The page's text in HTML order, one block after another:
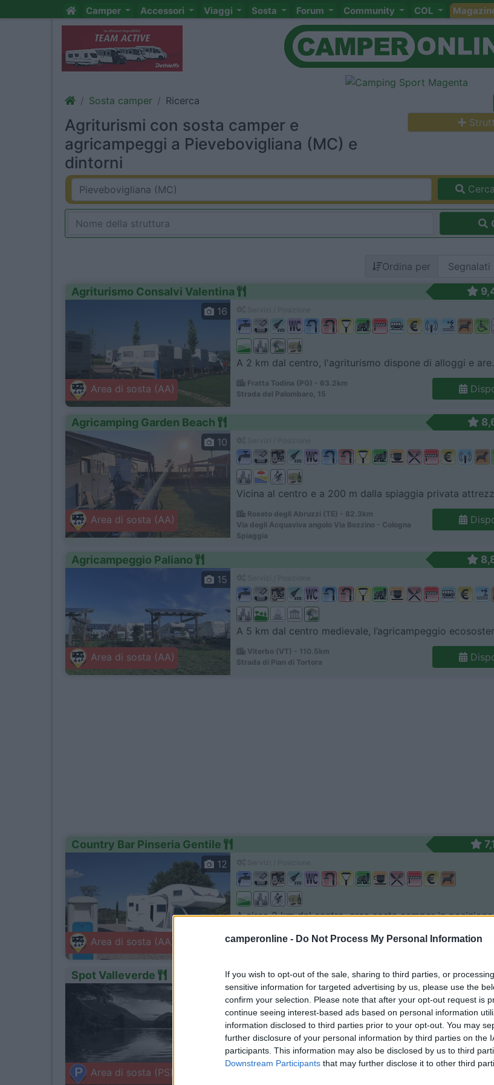
camperonline - Do Not Process My Personal Information
If you wish to opt-out of the sale, sharing to third parties, or
sensitive information for targeted advertising by us, please use the
confirm your selection. Please note that after your opt-out request is
continue seeing interest-based ads based on personal information
information disclosed to third parties prior to your opt-out. You may
further disclosure of your personal information by third parties on the
participants. This information may also be disclosed by us to third
Downstream Participants that may further disclose it to other third
Camper Accessori Viaggi Sosta Forum Community COL
Sosta camper Ricerca
Agriturismi con sosta camper e
agricampeggi a Pievebovigliana (MC) e
dintorni
Cerca
Ordina per
Agriturismo Consalvi Valentina
Area di sosta (AA)
16
A 2 km dal centro, l'agriturismo dispone di alloggi e
Fratta Todina (PG) - 63.2km
Strada del Palombaro, 15
Agricamping Garden Beach
Area di sosta (AA)
10
Vicina al centro e a 200 m dalla spiaggia privata
Roseto degli Abruzzi (TE) - 82.3km
Via degli Acquaviva angolo Via Bozzino - Cologna
Spiaggia
Agricampeggio Paliano
Area di sosta (AA)
15
A 5 km dal centro medievale, l’agricampeggio
Viterbo (VT) - 110.5km
Strada di Pian di Tortora
Country Bar Pinseria Gentile 7,1
Area di sosta (AA)
12
A circa 2 km dal centro, area sosta camper in posizione
Sutri (VT) - 114.3km
S.p 82 Via delle Cassie snc - Località Fontevivola
Spot Valleverde 9
Area di sosta (PS)
Punto spot sulle rive del lago, senza servizi. Ristorante...
Serrapetrona (MC) - 12.3km